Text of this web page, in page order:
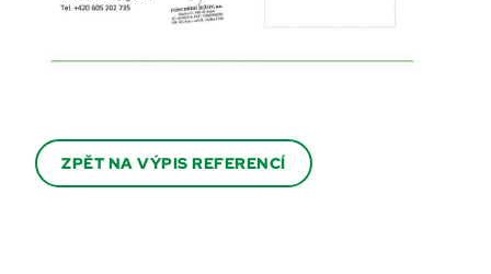
ZPĚT NA VÝPIS REFERENCÍ